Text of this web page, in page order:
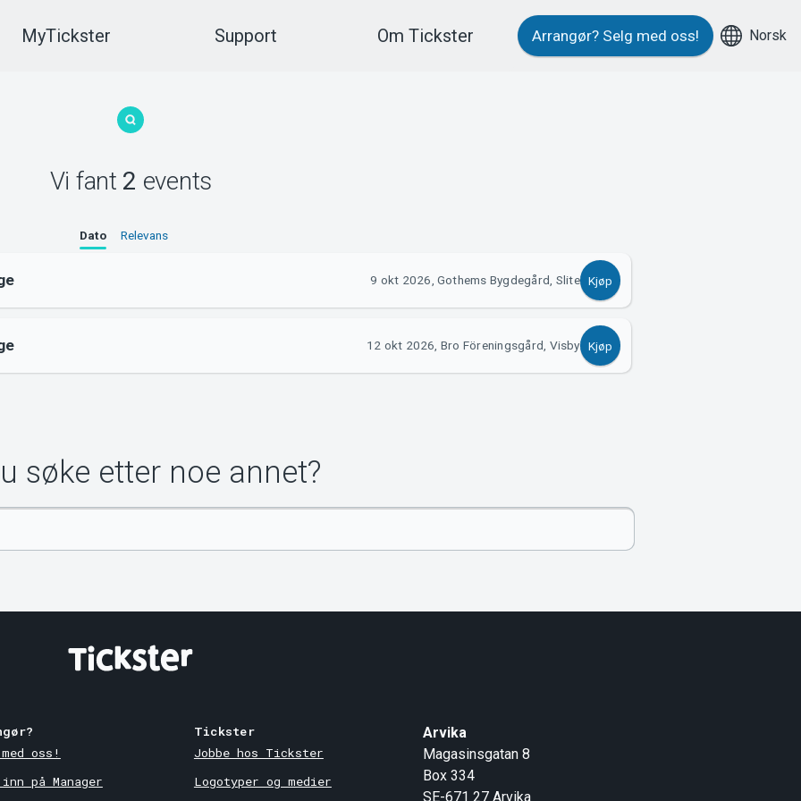
MyTickster Support Om Tickster Arrangør? Selg med oss! Norsk
Vi fant 2 events
Dato Relevans
9 okt 2026, Gothems Bygdegård, Slite Kjøp
12 okt 2026, Bro Föreningsgård, Visby Kjøp
søke etter noe annet?
oss!
på Manager
Tickster
Jobbe hos Tickster
Logotyper og medier
Arvika
Magasinsgatan 8
Box 334
SE-671 27 Arvika